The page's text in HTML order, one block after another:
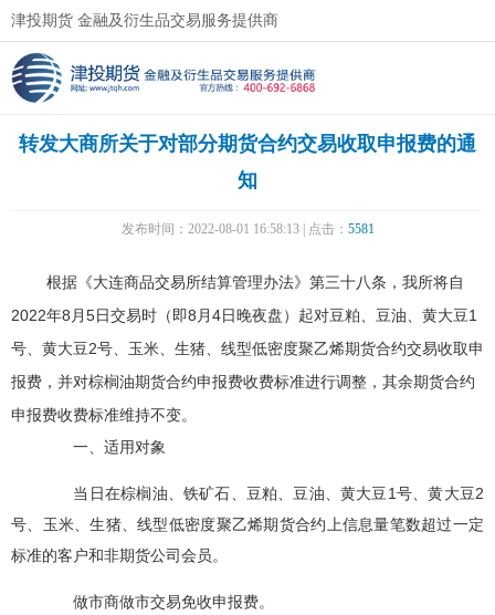
津投期货 金融及衍生品交易服务提供商
转发大商所关于对部分期货合约交易收取申报费的通
知
发布时间：2022-08-01 16:58:13 | 点击： 5581
根据《大连商品交易所结算管理办法》第三十八条，我所将自
2022年8月5日交易时（即8月4日晚夜盘）起对豆粕、豆油、黄大豆1
号、黄大豆2号、玉米、生猪、线型低密度聚乙烯期货合约交易收取申
报费，并对棕榈油期货合约申报费收费标准进行调整，其余期货合约
申报费收费标准维持不变。
一、适用对象
当日在棕榈油、铁矿石、豆粕、豆油、黄大豆1号、黄大豆2
号、玉米、生猪、线型低密度聚乙烯期货合约上信息量笔数超过一定
标准的客户和非期货公司会员。
做市商做市交易免收申报费。